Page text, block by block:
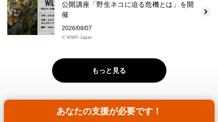
あなたの支援が必要です！
公開講座「野生ネコに迫る危機とは」を開
催
2026/08/07
© WWF-Japan
もっと見る